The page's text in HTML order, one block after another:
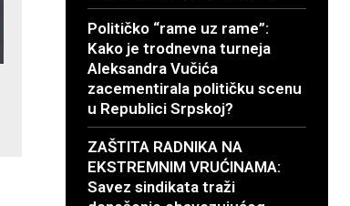
Političko “rame uz rame”:
Kako je trodnevna turneja
Aleksandra Vučića
zacementirala političku scenu
u Republici Srpskoj?
ZAŠTITA RADNIKA NA
EKSTREMNIM VRUĆINAMA:
Savez sindikata traži